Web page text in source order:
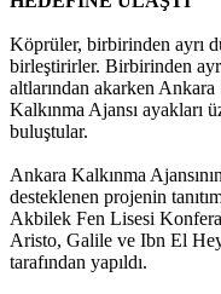
Köprüler, birbirinden ayrı
birleştirirler. Birbirinden
altlarından akarken Ankara
Kalkınma Ajansı ayakları
buluştular.
Ankara Kalkınma
desteklenen projenin
Akbilek Fen Lisesi
Aristo, Galile ve Ibn El
tarafından yapıldı.